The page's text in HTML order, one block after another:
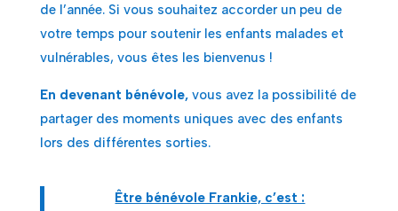
de l’année. Si vous souhaitez accorder un peu de
votre temps pour soutenir les enfants malades et
vulnérables, vous êtes les bienvenus !
En devenant bénévole,vous avez la possibilité de
partager des moments uniques avec des enfants
lors des différentes sorties.
Être bénévole Frankie, c’est :